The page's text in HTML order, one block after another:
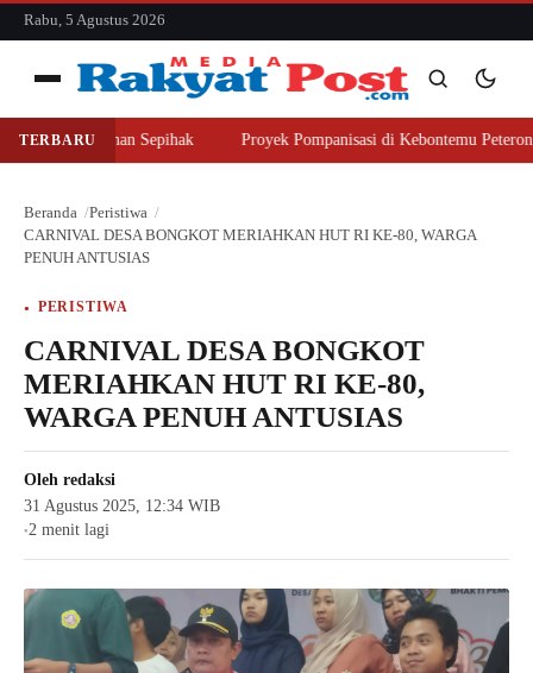
konten
Rabu, 5 Agustus 2026
Menu
Cari
Cari
TERBARU
Lahan Sepihak Proyek Pompanisasi di Kebontemu Peterongan
Beranda
Peristiwa
CARNIVAL DESA BONGKOT MERIAHKAN HUT RI KE-80, WARGA
PENUH ANTUSIAS
PERISTIWA
CARNIVAL DESA BONGKOT
MERIAHKAN HUT RI KE-80,
WARGA PENUH ANTUSIAS
Oleh redaksi
31 Agustus 2025, 12:34 WIB
●2 menit lagi